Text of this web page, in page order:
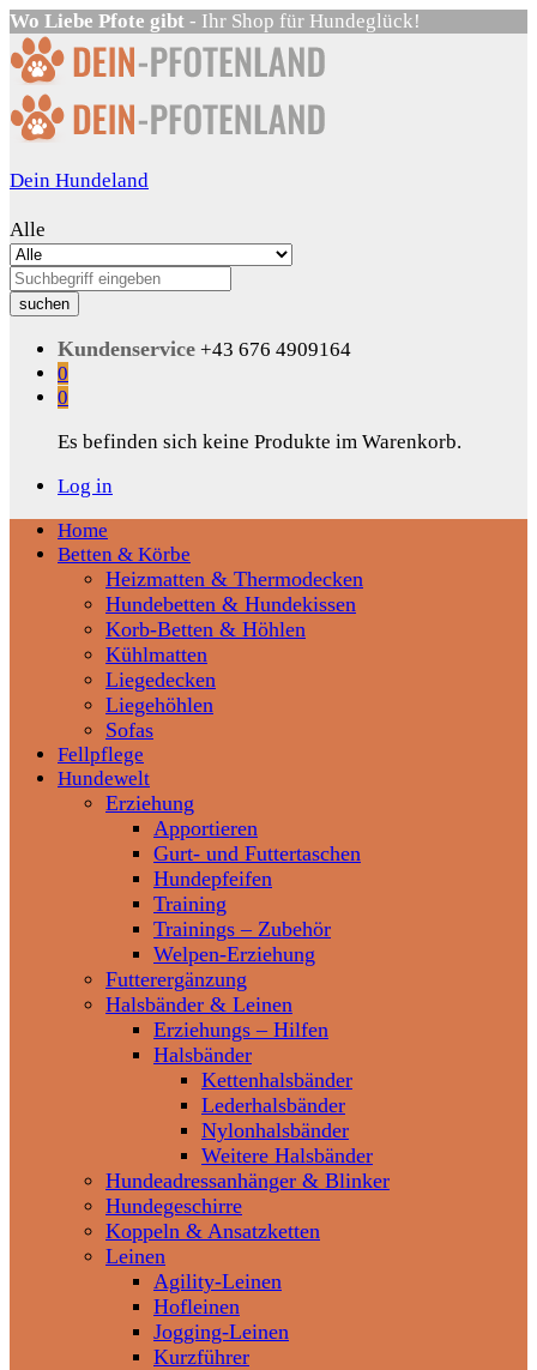
Wo Liebe Pfote gibt - Ihr Shop für Hundeglück!
Dein Hundeland
Alle
suchen
Kundenservice +43 676 4909164
0
0
Es befinden sich keine Produkte im Warenkorb.
Log in
Home
Betten & Körbe
Heizmatten & Thermodecken
Hundebetten & Hundekissen
Korb-Betten & Höhlen
Kühlmatten
Liegedecken
Liegehöhlen
Sofas
Fellpflege
Hundewelt
Erziehung
Apportieren
Gurt- und Futtertaschen
Hundepfeifen
Training
Trainings – Zubehör
Welpen-Erziehung
Futterergänzung
Halsbänder & Leinen
Erziehungs – Hilfen
Halsbänder
Kettenhalsbänder
Lederhalsbänder
Nylonhalsbänder
Weitere Halsbänder
Hundeadressanhänger & Blinker
Hundegeschirre
Koppeln & Ansatzketten
Leinen
Agility-Leinen
Hofleinen
Jogging-Leinen
Kurzführer